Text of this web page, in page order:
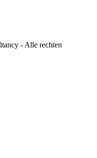
- Alle rechten